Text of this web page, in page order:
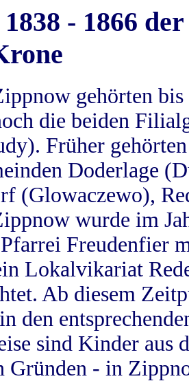
- 1866
gehörten
die beiden
Früher
Doderlage
(Glowaczewo),
wurde im
Pfarrei Freudenfier
Lokalvikariat
Ab diesem
den
sind Kinder aus
Gründen - in